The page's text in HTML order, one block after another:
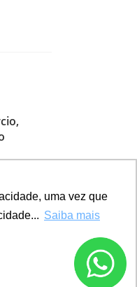
uma vez que
Saiba mais